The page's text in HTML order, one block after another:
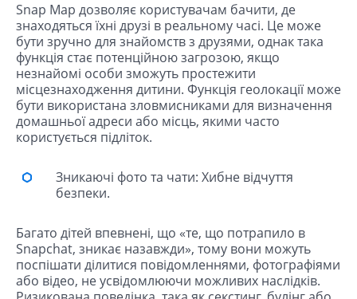
Snap Map дозволяє користувачам бачити, де
знаходяться їхні друзі в реальному часі. Це може
бути зручно для знайомств з друзями, однак така
функція стає потенційною загрозою, якщо
незнайомі особи зможуть простежити
місцезнаходження дитини. Функція геолокації може
бути використана зловмисниками для визначення
домашньої адреси або місць, якими часто
користується підліток.
Зникаючі фото та чати: Хибне відчуття
безпеки.
Багато дітей впевнені, що «те, що потрапило в
Snapchat, зникає назавжди», тому вони можуть
поспішати ділитися повідомленнями, фотографіями
або відео, не усвідомлюючи можливих наслідків.